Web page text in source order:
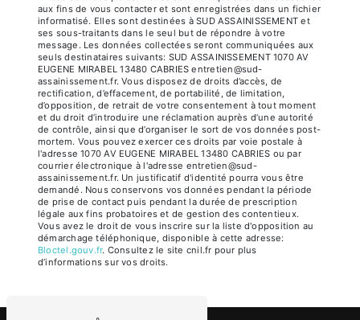
aux fins de vous contacter et sont enregistrées dans un fichier
informatisé. Elles sont destinées à SUD ASSAINISSEMENT et
ses sous-traitants dans le seul but de répondre à votre
message. Les données collectées seront communiquées aux
seuls destinataires suivants: SUD ASSAINISSEMENT 1070 AV
EUGENE MIRABEL 13480 CABRIES entretien@sud-
assainissement.fr. Vous disposez de droits d’accès, de
rectification, d’effacement, de portabilité, de limitation,
d’opposition, de retrait de votre consentement à tout moment
et du droit d’introduire une réclamation auprès d’une autorité
de contrôle, ainsi que d’organiser le sort de vos données post-
mortem. Vous pouvez exercer ces droits par voie postale à
l'adresse 1070 AV EUGENE MIRABEL 13480 CABRIES ou par
courrier électronique à l'adresse entretien@sud-
assainissement.fr. Un justificatif d'identité pourra vous être
demandé. Nous conservons vos données pendant la période
de prise de contact puis pendant la durée de prescription
légale aux fins probatoires et de gestion des contentieux.
Vous avez le droit de vous inscrire sur la liste d'opposition au
démarchage téléphonique, disponible à cette adresse:
Bloctel.gouv.fr. Consultez le site cnil.fr pour plus
d’informations sur vos droits.